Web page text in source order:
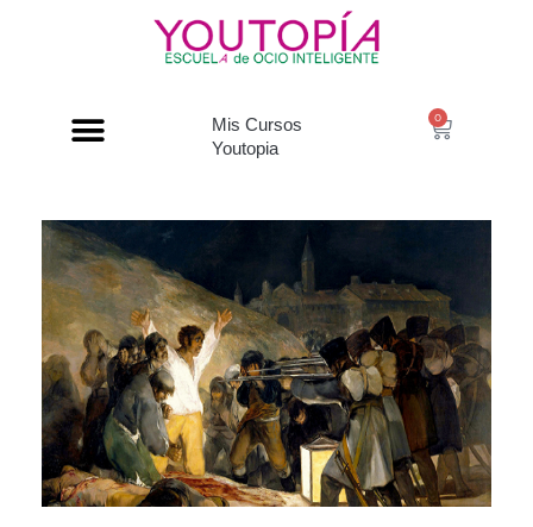
Mis Cursos
Youtopia
0